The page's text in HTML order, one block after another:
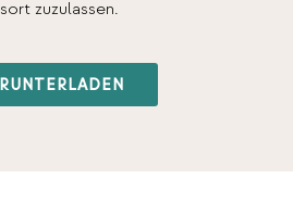
zuzulassen.